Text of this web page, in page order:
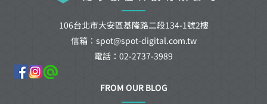
106台北市大安區基隆路二段134-1號2樓
信箱：spot@spot-digital.com.tw
電話：02-2737-3989
FROM OUR BLOG